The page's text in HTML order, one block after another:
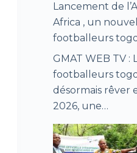
Lancement de
Africa , un
footballeurs
GMAT WEB TV :
footballeurs
désormais rêver
2026, une…